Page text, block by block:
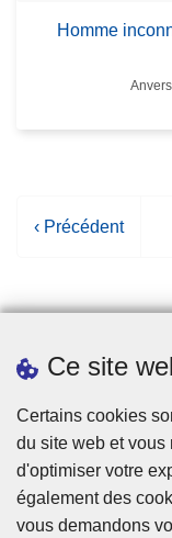
Ce site
Certains cookies
du site web et vous
d'optimiser votre
également des
vous demandons
Homme
Lieux
P
e
r
c
é
d
e
n
‹ Précédent